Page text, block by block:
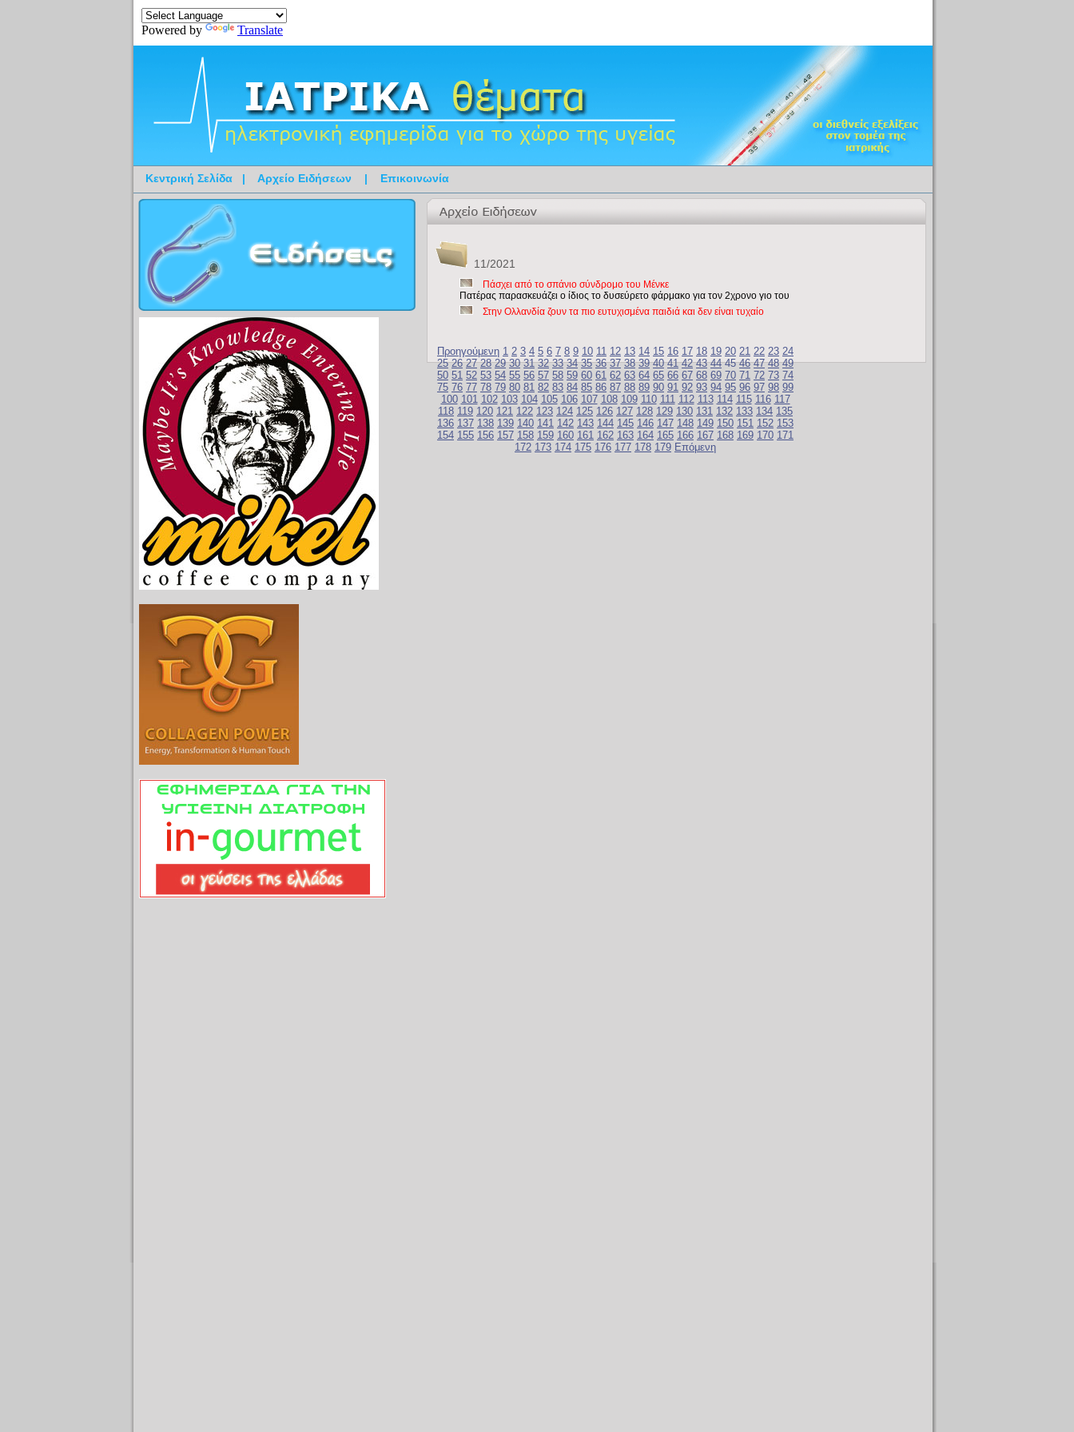
Powered by Translate
Κεντρική Σελίδα | Αρχείο Ειδήσεων | Επικοινωνία
11/2021
Πάσχει από το σπάνιο σύνδρομο του Μένκε
Πατέρας παρασκευάζει ο ίδιος το δυσεύρετο φάρμακο για τον 2χρονο γιο του
Στην Ολλανδία ζουν τα πιο ευτυχισμένα παιδιά και δεν είναι τυχαίο
Προηγούμενη 1 2 3 4 5 6 7 8 9 10 11 12 13 14 15 16 17 18 19 20 21 22 23 24
25 26 27 28 29 30 31 32 33 34 35 36 37 38 39 40 41 42 43 444546 47 48 49
50 51 52 53 54 55 56 57 58 59 60 61 62 63 64 65 66 67 68 69 70 71 72 73 74
75 76 77 78 79 80 81 82 83 84 85 86 87 88 89 90 91 92 93 94 95 96 97 98 99
100 101 102 103 104 105 106 107 108 109 110 111 112 113 114 115 116 117
118 119 120 121 122 123 124 125 126 127 128 129 130 131 132 133 134 135
136 137 138 139 140 141 142 143 144 145 146 147 148 149 150 151 152 153
154 155 156 157 158 159 160 161 162 163 164 165 166 167 168 169 170 171
172 173 174 175 176 177 178 179 Επόμενη